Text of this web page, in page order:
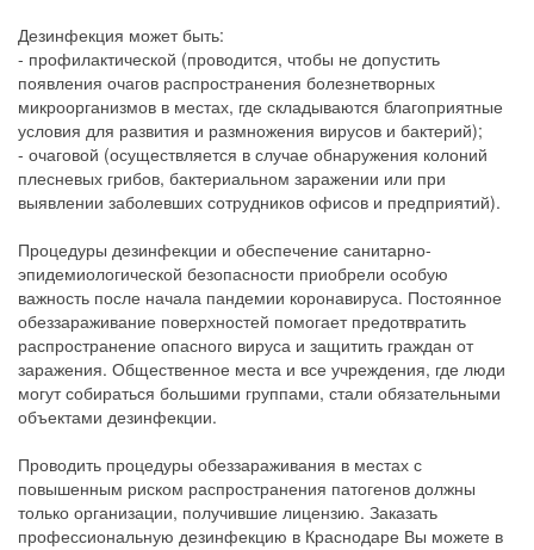
Дезинфекция может быть:
- профилактической (проводится, чтобы не допустить
появления очагов распространения болезнетворных
микроорганизмов в местах, где складываются благоприятные
условия для развития и размножения вирусов и бактерий);
- очаговой (осуществляется в случае обнаружения колоний
плесневых грибов, бактериальном заражении или при
выявлении заболевших сотрудников офисов и предприятий).
Процедуры дезинфекции и обеспечение санитарно-
эпидемиологической безопасности приобрели особую
важность после начала пандемии коронавируса. Постоянное
обеззараживание поверхностей помогает предотвратить
распространение опасного вируса и защитить граждан от
заражения. Общественное места и все учреждения, где люди
могут собираться большими группами, стали обязательными
объектами дезинфекции.
Проводить процедуры обеззараживания в местах с
повышенным риском распространения патогенов должны
только организации, получившие лицензию. Заказать
профессиональную дезинфекцию в Краснодаре Вы можете в